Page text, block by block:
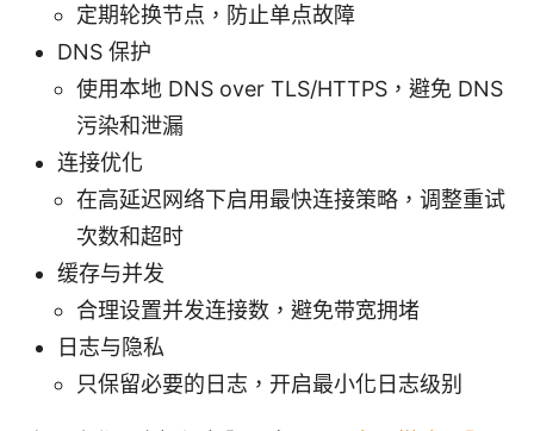
定期轮换节点，防止单点故障
DNS 保护
使用本地 DNS over TLS/HTTPS，避免 DNS
污染和泄漏
连接优化
在高延迟网络下启用最快连接策略，调整重试
次数和超时
缓存与并发
合理设置并发连接数，避免带宽拥堵
日志与隐私
只保留必要的日志，开启最小化日志级别